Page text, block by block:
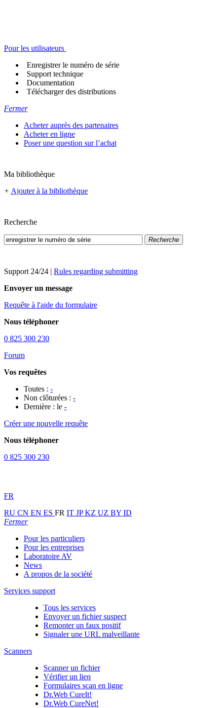
Pour les utilisateurs
Enregistrer le numéro de série
Support technique
Documentation
Télécharger des distributions
Fermer
Acheter auprès des partenaires
Acheter en ligne
Poser une question sur l’achat
Ma bibliothèque
+ Ajouter à la bibliothèque
Recherche
Recherche
Support 24/24 | Rules regarding submitting
Envoyer un message
Requête à l'aide du formulaire
Nous téléphoner
0 825 300 230
Forum
Vos requêtes
Toutes : -
Non clôturées : -
Dernière : le -
Créer une nouvelle requête
Nous téléphoner
0 825 300 230
FR
RU CN EN ES FR IT JPKZ UZ BY ID
Fermer
Pour les particuliers
Pour les entreprises
Laboratoire AV
News
A propos de la société
Services support
Tous les services
Envoyer un fichier suspect
Remonter un faux positif
Signaler une URL malveillante
Scanners
Scanner un fichier
Vérifier un lien
Formulaires scan en ligne
Dr.Web CureIt!
Dr.Web CureNet!